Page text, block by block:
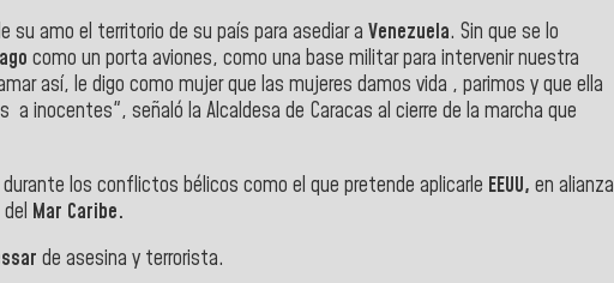
su amo el territorio de su país para asediar a Venezuela. Sin que se lo
como un porta aviones, como una base militar para intervenir nuestra
así, le digo como mujer que las mujeres damos vida , parimos y que ella
inocentes", señaló la Alcaldesa de Caracas al cierre de la marcha que
los conflictos bélicos como el que pretende aplicarle EEUU, en alianza
Mar Caribe.
de asesina y terrorista.